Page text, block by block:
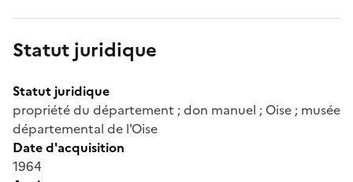
Statut juridique
Statut juridique
propriété du département ; don manuel ; Oise ; musée
départemental de l'Oise
Date d'acquisition
1964